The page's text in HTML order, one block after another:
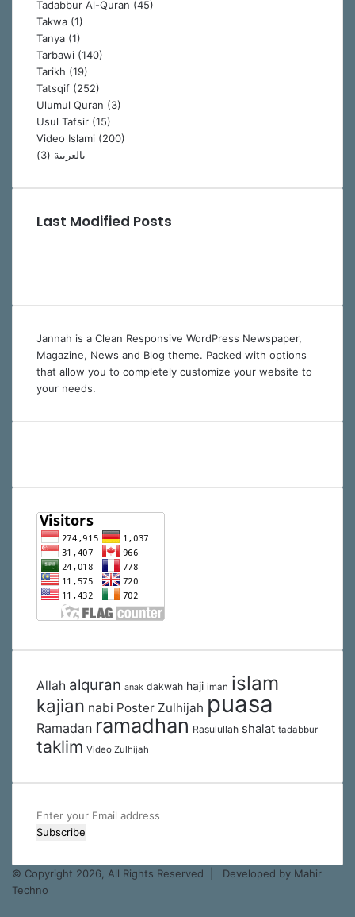
Tadabbur Al-Quran (45)
Takwa (1)
Tanya (1)
Tarbawi (140)
Tarikh (19)
Tatsqif (252)
Ulumul Quran (3)
Usul Tafsir (15)
Video Islami (200)
بالعربية (3)
Last Modified Posts
Jannah is a Clean Responsive WordPress Newspaper,
Magazine, News and Blog theme. Packed with options
that allow you to completely customize your website to
your needs.
Allah alquran anak dakwah haji iman islam
kajian nabi Poster Zulhijah puasa
Ramadan ramadhan Rasulullah shalat tadabbur
taklim Video Zulhijah
Enter
your
address
© Copyright 2026, All Rights Reserved |
Developed by Mahir
Techno